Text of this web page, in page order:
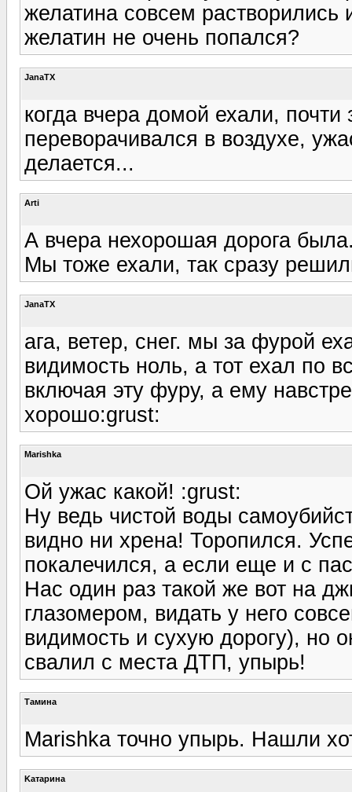
желатина совсем
желатин не очень попался?
JanaTX
когда вчера домой ехали,
переворачивался в воздухе,
делается...
Arti
А вчера нехорошая дорога
Мы тоже ехали, так сразу
JanaTX
ага, ветер, снег. мы за фурой
видимость ноль, а тот ехал по
включая эту фуру, а ему
хорошо:grust:
Marishka
Ой ужас какой! :grust:
Ну ведь чистой воды
видно ни хрена! Торопился.
покалечился, а если еще и с
Нас один раз такой же вот на
глазомером, видать у него
видимость и сухую дорогу), но
свалил с места ДТП, упырь!
Тамина
Marishka точно упырь. Нашли
Kатарина